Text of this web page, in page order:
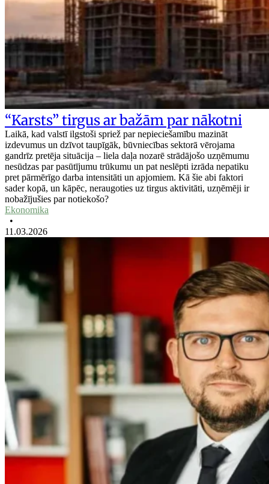
“Karsts” tirgus ar bažām par nākotni
Laikā, kad valstī ilgstoši spriež par nepieciešamību mazināt
izdevumus un dzīvot taupīgāk, būvniecības sektorā vērojama
gandrīz pretēja situācija – liela daļa nozarē strādājošo uzņēmumu
nesūdzas par pasūtījumu trūkumu un pat neslēpti izrāda nepatiku
pret pārmērīgo darba intensitāti un apjomiem. Kā šie abi faktori
sader kopā, un kāpēc, neraugoties uz tirgus aktivitāti, uzņēmēji ir
nobažījušies par notiekošo?
Ekonomika
•
11.03.2026